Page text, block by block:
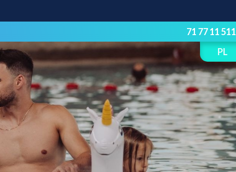
71 77 11 511
PL